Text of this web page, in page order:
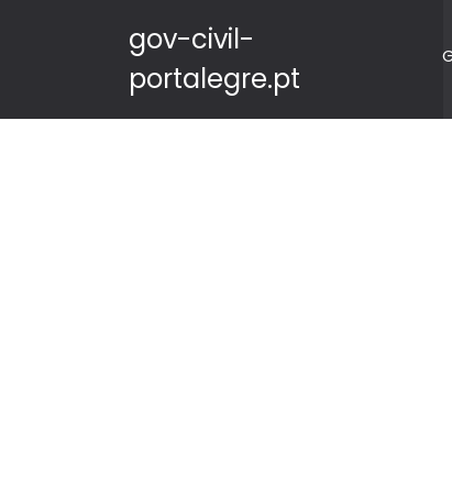
gov-civil-
portalegre.pt